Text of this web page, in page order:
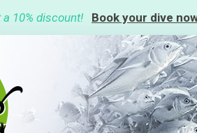
10% discount! Book your dive